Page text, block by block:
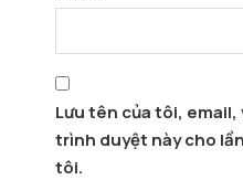
Lưu tên của tôi,
trình duyệt này cho
tôi.